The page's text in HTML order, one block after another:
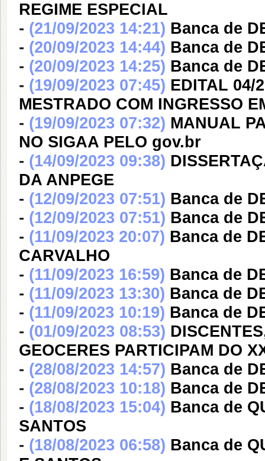
REGIME ESPECIAL
- (21/09/2023 14:21) Banca de
- (20/09/2023 14:44) Banca de
- (20/09/2023 14:25) Banca de
- (19/09/2023 07:45) EDITAL 04/
MESTRADO COM INGRESSO
- (19/09/2023 07:32) MANUAL
NO SIGAA PELO gov.br
- (14/09/2023 09:38)
DA ANPEGE
- (12/09/2023 07:51) Banca de
- (12/09/2023 07:51) Banca de
- (11/09/2023 20:07) Banca de
CARVALHO
- (11/09/2023 16:59) Banca de
- (11/09/2023 13:30) Banca de
- (11/09/2023 10:19) Banca de
- (01/09/2023 08:53)
GEOCERES PARTICIPAM DO
- (28/08/2023 14:57) Banca de
- (28/08/2023 10:18) Banca de
- (18/08/2023 15:04) Banca de
SANTOS
- (18/08/2023 06:58) Banca de